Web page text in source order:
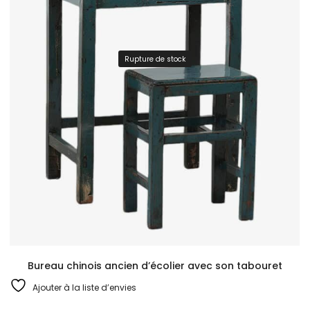
Rupture de stock
Bureau chinois ancien d’écolier avec son tabouret
Ajouter à la liste d’envies